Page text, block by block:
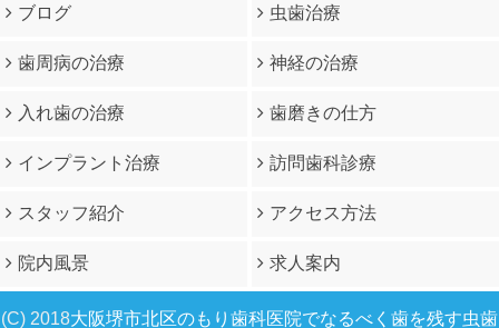
ブログ 虫歯治療
歯周病の治療 神経の治療
入れ歯の治療 歯磨きの仕方
インプラント治療 訪問歯科診療
スタッフ紹介 アクセス方法
院内風景 求人案内
(C) 2018大阪堺市北区のもり歯科医院でなるべく歯を残す虫歯